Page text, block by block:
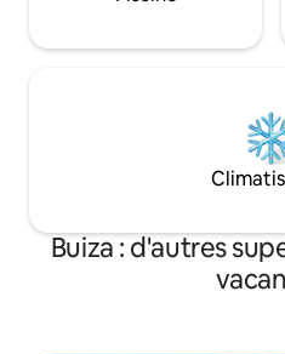
Buiza : d'autres